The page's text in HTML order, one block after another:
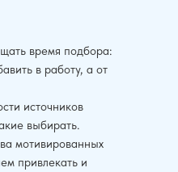
время подбора:
в работу, а от
источников
выбирать.
мотивированных
привлекать и